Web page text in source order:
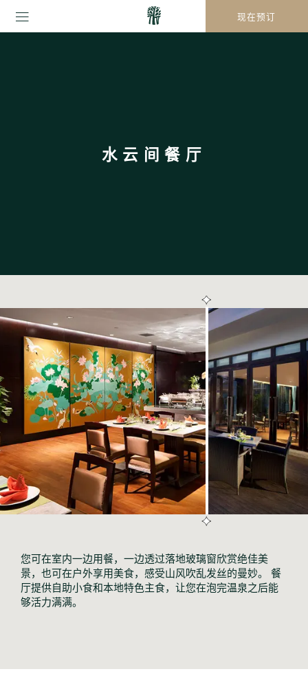
现在预订
水云间餐厅
您可在室内一边用餐，一边透过落地玻璃窗欣赏绝佳美
景，也可在户外享用美食，感受山风吹乱发丝的曼妙。 餐
厅提供自助小食和本地特色主食，让您在泡完温泉之后能
够活力满满。